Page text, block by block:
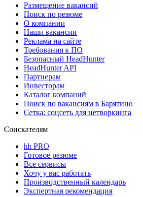
Размещение вакансий
Поиск по резюме
О компании
Наши вакансии
Реклама на сайте
Требования к ПО
Безопасный HeadHunter
HeadHunter API
Партнерам
Инвесторам
Каталог компаний
Поиск по вакансиям в Барятино
Сетка: соцсеть для нетворкинга
Соискателям
hh PRO
Готовое резюме
Все сервисы
Хочу у вас работать
Производственный календарь
Экспертная рекомендация